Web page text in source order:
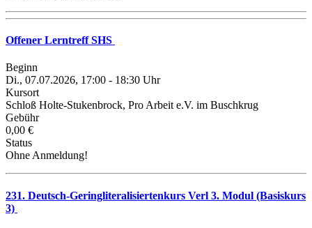
Offener Lerntreff SHS
Beginn
Di., 07.07.2026, 17:00 - 18:30 Uhr
Kursort
Schloß Holte-Stukenbrock, Pro Arbeit e.V. im Buschkrug
Gebühr
0,00 €
Status
Ohne Anmeldung!
231. Deutsch-Geringliteralisiertenkurs Verl 3. Modul (Basiskurs
3)